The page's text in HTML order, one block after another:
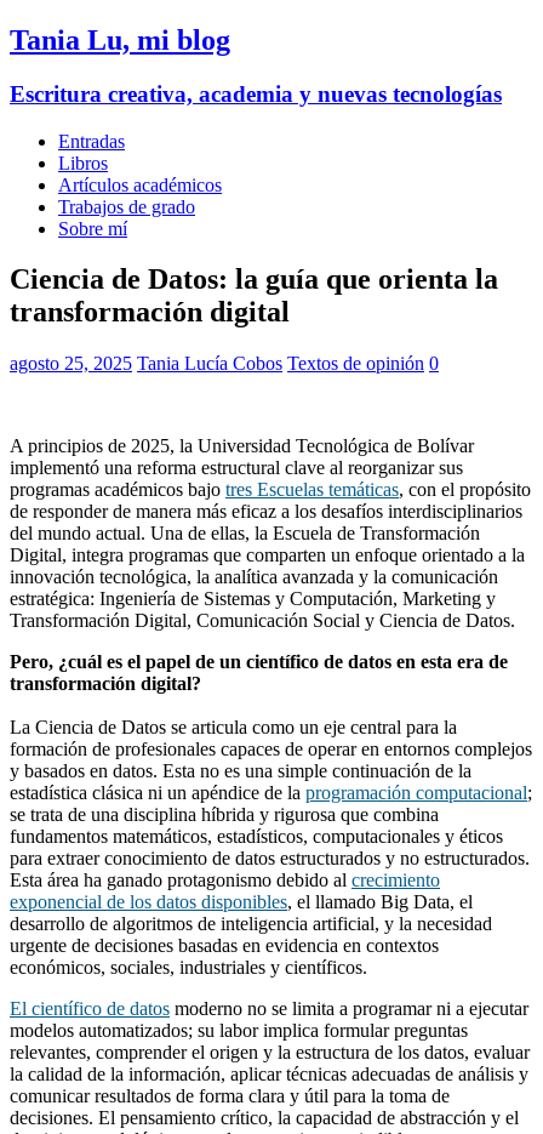
Tania Lu, mi blog
Escritura creativa, academia y nuevas tecnologías
Entradas
Libros
Artículos académicos
Trabajos de grado
Sobre mí
Ciencia de Datos: la guía que orienta la
transformación digital
agosto 25, 2025 Tania Lucía Cobos Textos de opinión 0
A principios de 2025, la Universidad Tecnológica de Bolívar
implementó una reforma estructural clave al reorganizar sus
programas académicos bajo tres Escuelas temáticas, con el propósito
de responder de manera más eficaz a los desafíos interdisciplinarios
del mundo actual. Una de ellas, la Escuela de Transformación
Digital, integra programas que comparten un enfoque orientado a la
innovación tecnológica, la analítica avanzada y la comunicación
estratégica: Ingeniería de Sistemas y Computación, Marketing y
Transformación Digital, Comunicación Social y Ciencia de Datos.
Pero, ¿cuál es el papel de un científico de datos en esta era de
transformación digital?
La Ciencia de Datos se articula como un eje central para la
formación de profesionales capaces de operar en entornos complejos
y basados en datos. Esta no es una simple continuación de la
estadística clásica ni un apéndice de la programación computacional;
se trata de una disciplina híbrida y rigurosa que combina
fundamentos matemáticos, estadísticos, computacionales y éticos
para extraer conocimiento de datos estructurados y no estructurados.
Esta área ha ganado protagonismo debido al crecimiento
exponencial de los datos disponibles, el llamado Big Data, el
desarrollo de algoritmos de inteligencia artificial, y la necesidad
urgente de decisiones basadas en evidencia en contextos
económicos, sociales, industriales y científicos.
El científico de datos moderno no se limita a programar ni a ejecutar
modelos automatizados; su labor implica formular preguntas
relevantes, comprender el origen y la estructura de los datos, evaluar
la calidad de la información, aplicar técnicas adecuadas de análisis y
comunicar resultados de forma clara y útil para la toma de
decisiones. El pensamiento crítico, la capacidad de abstracción y el